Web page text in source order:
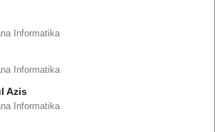
Informatika
Informatika
Azis
Informatika